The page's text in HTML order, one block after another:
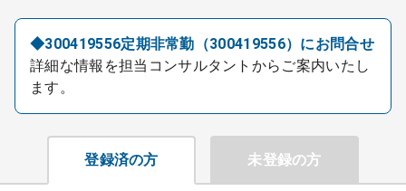
DtoDとは
お問合せ
医院の譲渡・売却をお考えの方
採用をお考えの医療機関の方
◆300419556定期非常勤（300419556）にお問合せ
詳細な情報を担当コンサルタントからご案内いたし
ます。
登録済の方 未登録の方